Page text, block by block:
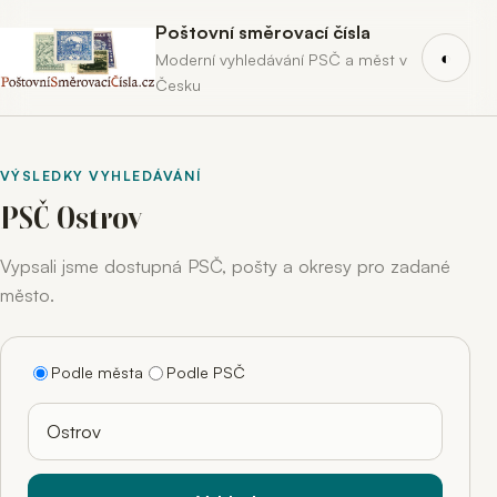
Poštovní směrovací čísla
Moderní vyhledávání PSČ a měst v
Česku
◐
VÝSLEDKY VYHLEDÁVÁNÍ
PSČ Ostrov
Vypsali jsme dostupná PSČ, pošty a okresy pro zadané
město.
Podle města Podle PSČ
Hledaný výraz